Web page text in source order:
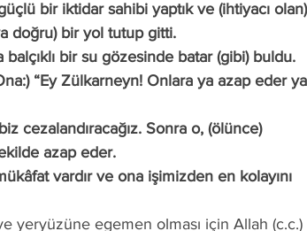
doğru) bir yol tutup gitti.
bir su gözesinde batar (gibi) buldu.
azap eder.